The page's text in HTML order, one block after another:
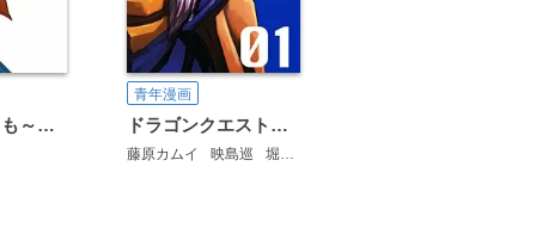
すもももももも～地上最強のヨメ～
青年漫画
ドラゴンクエスト列伝 ロトの紋章～紋章を継ぐ者達へ～
藤原カムイ 映島巡 堀井雄二